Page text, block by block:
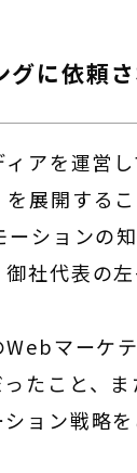
に依頼
アを運営
展開する
ションの
社代表の
マーケ
たこと、
ョン戦略